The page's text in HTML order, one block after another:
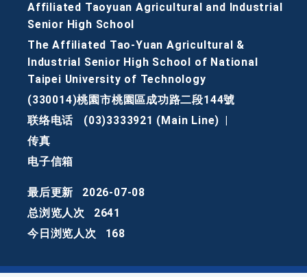
Affiliated Taoyuan Agricultural and Industrial
Senior High School
The Affiliated Tao-Yuan Agricultural &
Industrial Senior High School of National
Taipei University of Technology
(330014)桃園市桃園區成功路二段144號
联络电话
(03)3333921 (Main Line)
传真
电子信箱
最后更新
2026-07-08
总浏览人次
2641
今日浏览人次
168